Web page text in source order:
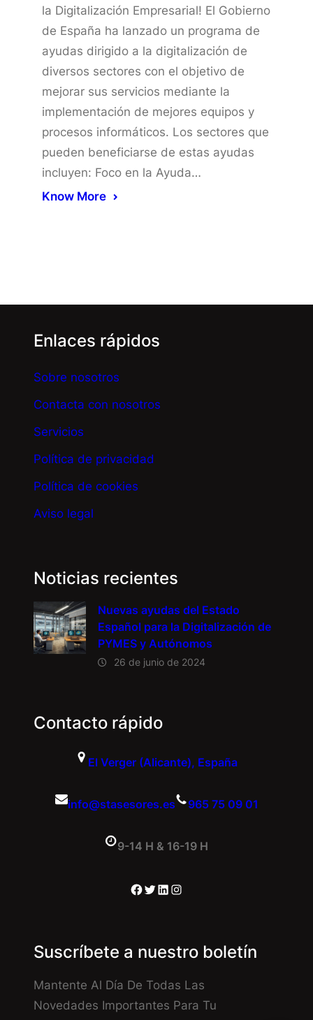
la Digitalización Empresarial! El Gobierno
de España ha lanzado un programa de
ayudas dirigido a la digitalización de
diversos sectores con el objetivo de
mejorar sus servicios mediante la
implementación de mejores equipos y
procesos informáticos. Los sectores que
pueden beneficiarse de estas ayudas
incluyen: Foco en la Ayuda…
Know More
Enlaces rápidos
Sobre nosotros
Contacta con nosotros
Servicios
Política de privacidad
Política de cookies
Aviso legal
Noticias recientes
Nuevas ayudas del Estado
Español para la Digitalización de
PYMES y Autónomos
26 de junio de 2024
Contacto rápido
El Verger (Alicante), España
info@stasesores.es 965 75 09 01
9-14 H & 16-19 H
Facebook Twitter LinkedIn Instagram
Suscríbete a nuestro boletín
Mantente Al Día De Todas Las
Novedades Importantes Para Tu